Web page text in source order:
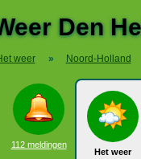
Den
weer » Noord-Holland
112 meldingen
Het weer